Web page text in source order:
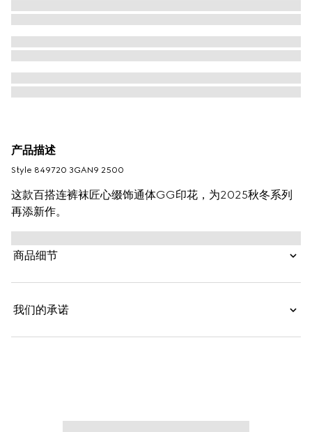
产品描述
Style ‎849720 3GAN9 2500
这款百搭连裤袜匠心缀饰通体GG印花，为2025秋冬系列
再添新作。
商品细节
我们的承诺